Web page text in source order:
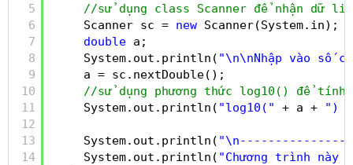
5
6
7
8
9
10
11
12
13
14
//sử dụng class Scanner để nhận dữ
Scanner sc = new Scanner(System.in);
double a;
System.out.println( "\n\nNhập vào số
a = sc.nextDouble();
//sử dụng phương thức log10() để
System.out.println( "log10(" + a + ")
System.out.println(
System.out.println( "Chương trình này